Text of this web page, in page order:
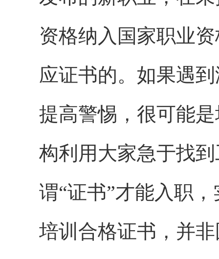
资格纳入国家职业
应证书的。如果遇
提高警惕，很可能
构利用大家急于找
谓“证书”才能入职
培训合格证书，并